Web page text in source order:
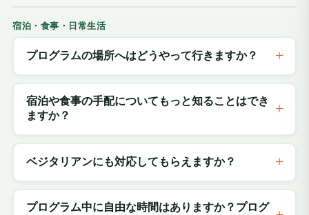
宿泊・食事・日常生活
プログラムの場所へはどうやって行きますか？
宿泊や食事の手配についてもっと知ることはでき
ますか？
ベジタリアンにも対応してもらえますか？
プログラム中に自由な時間はありますか？プログ